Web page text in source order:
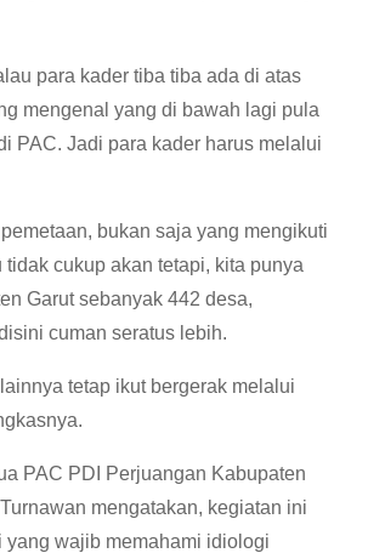
para kader tiba tiba ada di atas
mengenal yang di bawah lagi pula
PAC. Jadi para kader harus melalui
bukan saja yang mengikuti
tidak cukup akan tetapi, kita punya
Garut sebanyak 442 desa,
cuman seratus lebih.
tetap ikut bergerak melalui
PAC PDI Perjuangan Kabupaten
mengatakan, kegiatan ini
yang wajib memahami idiologi